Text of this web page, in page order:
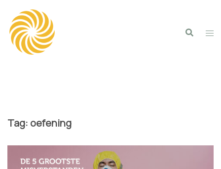
naar
inhoud
Tag: oefening